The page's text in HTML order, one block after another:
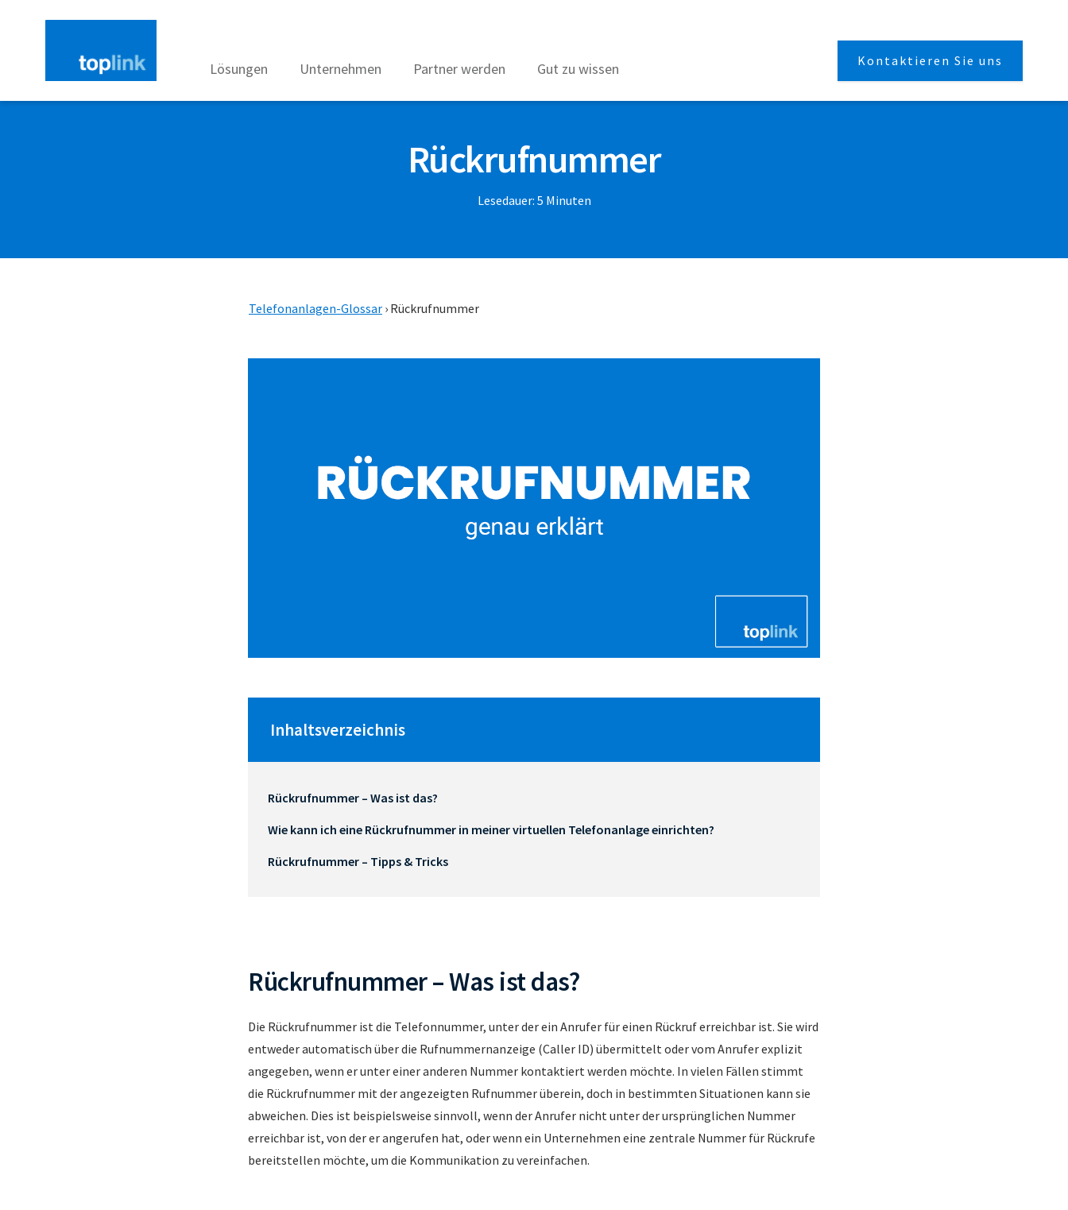
Lösungen Unternehmen Partner werden Gut zu wissen Kontaktieren Sie uns
Rückrufnummer
Lesedauer: 5 Minuten
Telefonanlagen-Glossar › Rückrufnummer
Inhaltsverzeichnis
Rückrufnummer – Was ist das?
Wie kann ich eine Rückrufnummer in meiner virtuellen Telefonanlage einrichten?
Rückrufnummer – Tipps & Tricks
Rückrufnummer – Was ist das?
Die Rückrufnummer ist die Telefonnummer, unter der ein Anrufer für einen Rückruf erreichbar ist. Sie wird
entweder automatisch über die Rufnummernanzeige (Caller ID) übermittelt oder vom Anrufer explizit
angegeben, wenn er unter einer anderen Nummer kontaktiert werden möchte. In vielen Fällen stimmt
die Rückrufnummer mit der angezeigten Rufnummer überein, doch in bestimmten Situationen kann sie
abweichen. Dies ist beispielsweise sinnvoll, wenn der Anrufer nicht unter der ursprünglichen Nummer
erreichbar ist, von der er angerufen hat, oder wenn ein Unternehmen eine zentrale Nummer für Rückrufe
bereitstellen möchte, um die Kommunikation zu vereinfachen.